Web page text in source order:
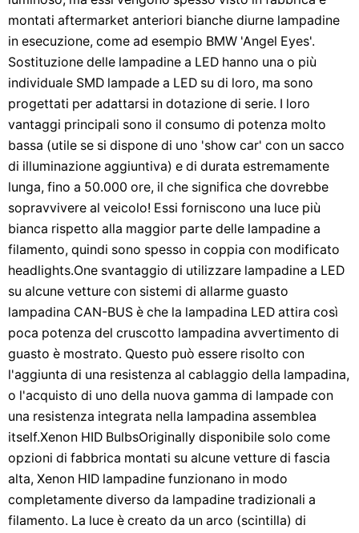
montati aftermarket anteriori bianche diurne lampadine
in esecuzione, come ad esempio BMW 'Angel Eyes'.
Sostituzione delle lampadine a LED hanno una o più
individuale SMD lampade a LED su di loro, ma sono
progettati per adattarsi in dotazione di serie. I loro
vantaggi principali sono il consumo di potenza molto
bassa (utile se si dispone di uno 'show car' con un sacco
di illuminazione aggiuntiva) e di durata estremamente
lunga, fino a 50.000 ore, il che significa che dovrebbe
sopravvivere al veicolo! Essi forniscono una luce più
bianca rispetto alla maggior parte delle lampadine a
filamento, quindi sono spesso in coppia con modificato
headlights.One svantaggio di utilizzare lampadine a LED
su alcune vetture con sistemi di allarme guasto
lampadina CAN-BUS è che la lampadina LED attira così
poca potenza del cruscotto lampadina avvertimento di
guasto è mostrato. Questo può essere risolto con
l'aggiunta di una resistenza al cablaggio della lampadina,
o l'acquisto di uno della nuova gamma di lampade con
una resistenza integrata nella lampadina assemblea
itself.Xenon HID BulbsOriginally disponibile solo come
opzioni di fabbrica montati su alcune vetture di fascia
alta, Xenon HID lampadine funzionano in modo
completamente diverso da lampadine tradizionali a
filamento. La luce è creato da un arco (scintilla) di